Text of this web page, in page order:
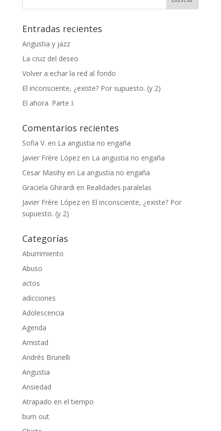
Entradas recientes
Angustia y jazz
La cruz del deseo
Volver a echar la red al fondo
El inconsciente, ¿existe? Por supuesto. (y 2)
El ahora. Parte I.
Comentarios recientes
Sofia V. en La angustia no engaña
Javier Frère Lópezen La angustia no engaña
Cesar Masihyen La angustia no engaña
Graciela Ghirardi en Realidades paralelas
Javier Frère Lópezen El inconsciente, ¿existe? Por
supuesto. (y 2)
Categorías
Aburrimiento
Abuso
actos
adicciones
Adolescencia
Agenda
Amistad
Andrés Brunelli
Angustia
Ansiedad
Atrapado en el tiempo
burn out